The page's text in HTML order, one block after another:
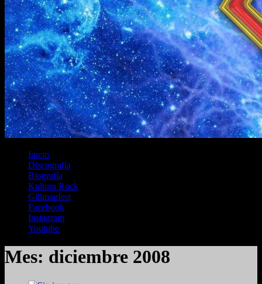
Inicio
Discografía
Biografía
Kultura Rock
Gillmanfest
Facebook
Instagram
Youtube
Mes: diciembre 2008